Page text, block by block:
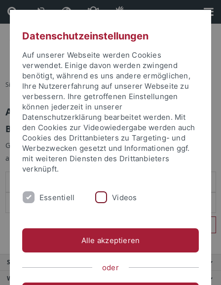
Direkt
zum
Inhalt
Direkt
zur
Fußleiste
Sie sind hier: Startseite
Anmelden
Benutzeranmeldung
Geben Sie Ihren Benutzernamen und Ihr Passwort an um sich
anzumelden:
Service
Weitere Angebote
Datenschutzeinstellungen
Auf unserer Webseite werden Cookies
verwendet. Einige davon werden zwingend
benötigt, während es uns andere ermöglichen,
Ihre Nutzererfahrung auf unserer Webseite zu
verbessern. Ihre getroffenen Einstellungen
können jederzeit in unserer
Datenschutzerklärung bearbeitet werden. Mit
den Cookies zur Videowiedergabe werden auch
Cookies des Drittanbieters zu Targeting- und
Werbezwecken gesetzt und Informationen ggf.
mit weiteren Diensten des Drittanbieters
verknüpft.
Essentiell Videos
Alle akzeptieren
oder